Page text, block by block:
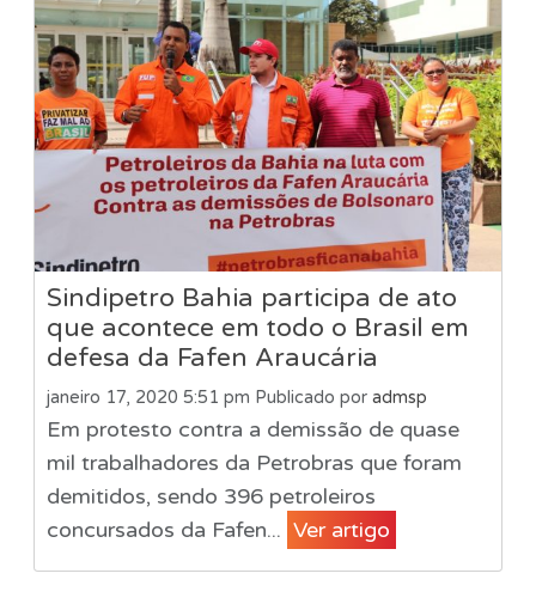
Sindipetro Bahia participa de ato
que acontece em todo o Brasil em
defesa da Fafen Araucária
janeiro 17, 2020 5:51 pm Publicado por admsp
Em protesto contra a demissão de quase
mil trabalhadores da Petrobras que foram
demitidos, sendo 396 petroleiros
concursados da Fafen... Ver artigo